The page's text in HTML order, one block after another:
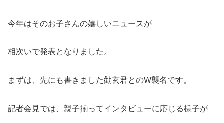
今年はそのお子さんの嬉しいニュースが
相次いで発表となりました。
まずは、先にも書きました勸玄君とのW襲名です。
記者会見では、親子揃ってインタビューに応じる様子が